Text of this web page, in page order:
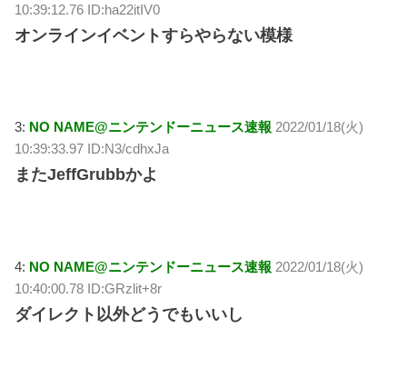
10:39:12.76 ID:ha22itIV0
オンラインイベントすらやらない模様
3: NO NAME@ニンテンドーニュース速報 2022/01/18(火)
10:39:33.97 ID:N3/cdhxJa
またJeffGrubbかよ
4: NO NAME@ニンテンドーニュース速報 2022/01/18(火)
10:40:00.78 ID:GRzlit+8r
ダイレクト以外どうでもいいし